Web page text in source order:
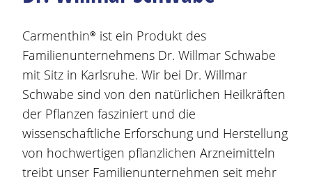
Carmenthin® ist ein Produkt des
Familienunternehmens Dr. Willmar Schwabe
mit Sitz in Karlsruhe. Wir bei Dr. Willmar
Schwabe sind von den natürlichen Heilkräften
der Pflanzen fasziniert und die
wissenschaftliche Erforschung und Herstellung
von hochwertigen pflanzlichen Arzneimitteln
treibt unser Familienunternehmen seit mehr